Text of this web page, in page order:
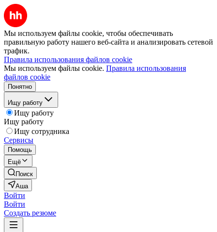
Мы используем файлы cookie, чтобы обеспечивать
правильную работу нашего веб-сайта и анализировать сетевой
трафик.
Правила использования файлов cookie
Мы используем файлы cookie. Правила использования
файлов cookie
Понятно
Ищу работу
Ищу работу
Ищу работу
Ищу сотрудника
Сервисы
Помощь
Ещё
Поиск
Аша
Войти
Войти
Создать резюме